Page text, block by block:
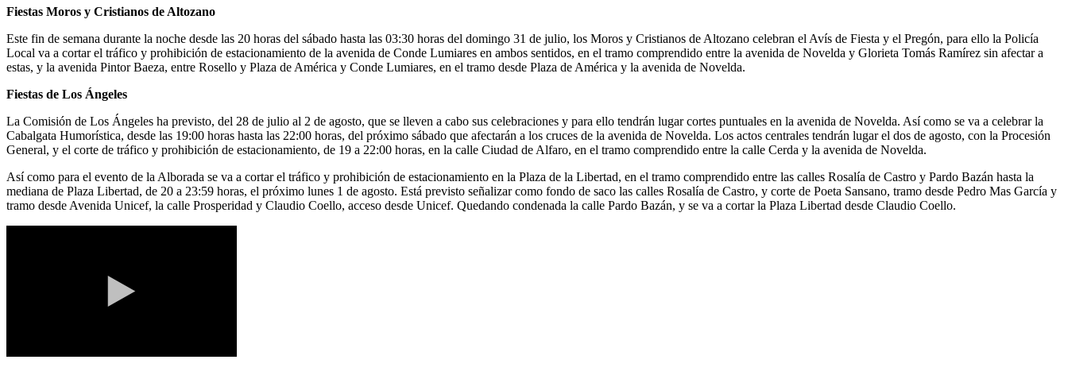
Fiestas Moros y Cristianos de Altozano
Este fin de semana durante la noche desde las 20 horas del sábado hasta las 03:30 horas del domingo 31 de julio, los Moros y Cristianos de Altozano celebran el Avís de Fiesta y el Pregón, para ello la Policía
Local va a cortar el tráfico y prohibición de estacionamiento de la avenida de Conde Lumiares en ambos sentidos, en el tramo comprendido entre la avenida de Novelda y Glorieta Tomás Ramírez sin afectar a
estas, y la avenida Pintor Baeza, entre Rosello y Plaza de América y Conde Lumiares, en el tramo desde Plaza de América y la avenida de Novelda.
Fiestas de Los Ángeles
La Comisión de Los Ángeles ha previsto, del 28 de julio al 2 de agosto, que se lleven a cabo sus celebraciones y para ello tendrán lugar cortes puntuales en la avenida de Novelda. Así como se va a celebrar la
Cabalgata Humorística, desde las 19:00 horas hasta las 22:00 horas, del próximo sábado que afectarán a los cruces de la avenida de Novelda. Los actos centrales tendrán lugar el dos de agosto, con la Procesión
General, y el corte de tráfico y prohibición de estacionamiento, de 19 a 22:00 horas, en la calle Ciudad de Alfaro, en el tramo comprendido entre la calle Cerda y la avenida de Novelda.
Así como para el evento de la Alborada se va a cortar el tráfico y prohibición de estacionamiento en la Plaza de la Libertad, en el tramo comprendido entre las calles Rosalía de Castro y Pardo Bazán hasta la
mediana de Plaza Libertad, de 20 a 23:59 horas, el próximo lunes 1 de agosto. Está previsto señalizar como fondo de saco las calles Rosalía de Castro, y corte de Poeta Sansano, tramo desde Pedro Mas García y
tramo desde Avenida Unicef, la calle Prosperidad y Claudio Coello, acceso desde Unicef. Quedando condenada la calle Pardo Bazán, y se va a cortar la Plaza Libertad desde Claudio Coello.